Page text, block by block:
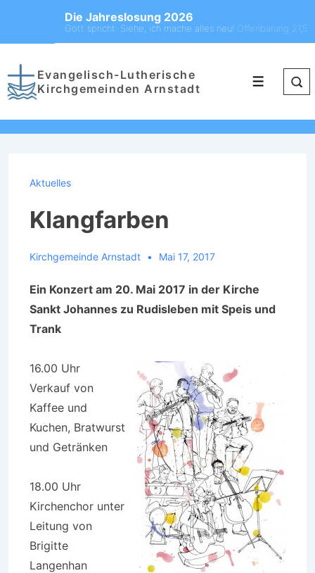
Die Jahreslosung 2026
Gott spricht: Siehe, ich mache alles neu! Offenbarung 21,5
Evangelisch-Lutherische
Kirchgemeinden Arnstadt
Aktuelles
Klangfarben
Kirchgemeinde Arnstadt Mai 17, 2017
Ein Konzert am 20. Mai 2017 in der Kirche
Sankt Johannes zu Rudisleben mit Speis und
Trank
16.00 Uhr
Verkauf von
Kaffee und
Kuchen, Bratwurst
und Getränken
18.00 Uhr
Kirchenchor unter
Leitung von
Brigitte
Langenhan